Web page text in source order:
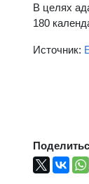
В целях
180
Источник: